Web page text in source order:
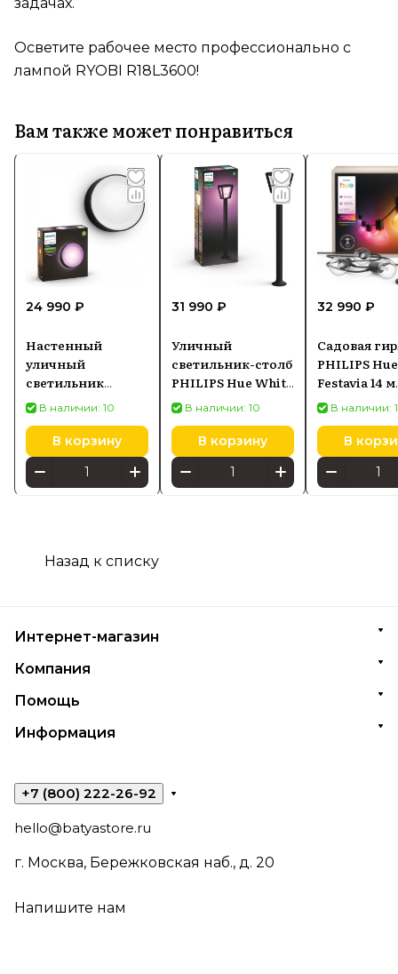
задачах.
Осветите рабочее место профессионально с
лампой RYOBI R18L3600!
Вам также может понравиться
24 990 ₽
Настенный
уличный
светильник
PHILIPS Hue White
& Color Ambiance
Daylo черный
8718696174401
В наличии: 10
В корзину
31 990 ₽
Уличный
светильник-столб
PHILIPS Hue White
and Color
Ambiance Econic
черный 1744230P7
В наличии: 10
В корзину
32 990 ₽
Садовая
PHILIPS Hue
Festavia 14 м
В наличии:
В
Назад к списку
Интернет-магазин
Компания
Помощь
Информация
+7 (800) 222-26-92
hello@batyastore.ru
г. Москва, Бережковская наб., д. 20
Напишите нам